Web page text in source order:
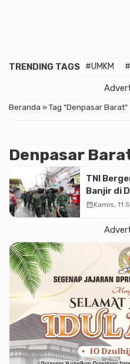
TRENDING TAGS #UMKM
Beranda »Tag "Denpasar Barat"
Denpasar
TNI
Banjir di
Udayana
calendar_monthKamis, 11